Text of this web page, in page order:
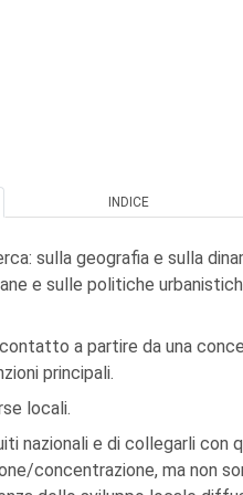
INDICE
sulla geografia e sulla
e sulle politiche
a partire da una
principali.
locali.
nazionali e di collegarli con
concentrazione, ma non